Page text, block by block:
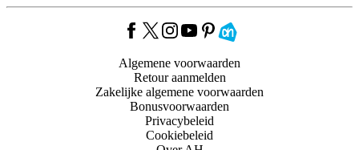
Algemene voorwaarden
Retour aanmelden
Zakelijke algemene voorwaarden
Bonusvoorwaarden
Privacybeleid
Cookiebeleid